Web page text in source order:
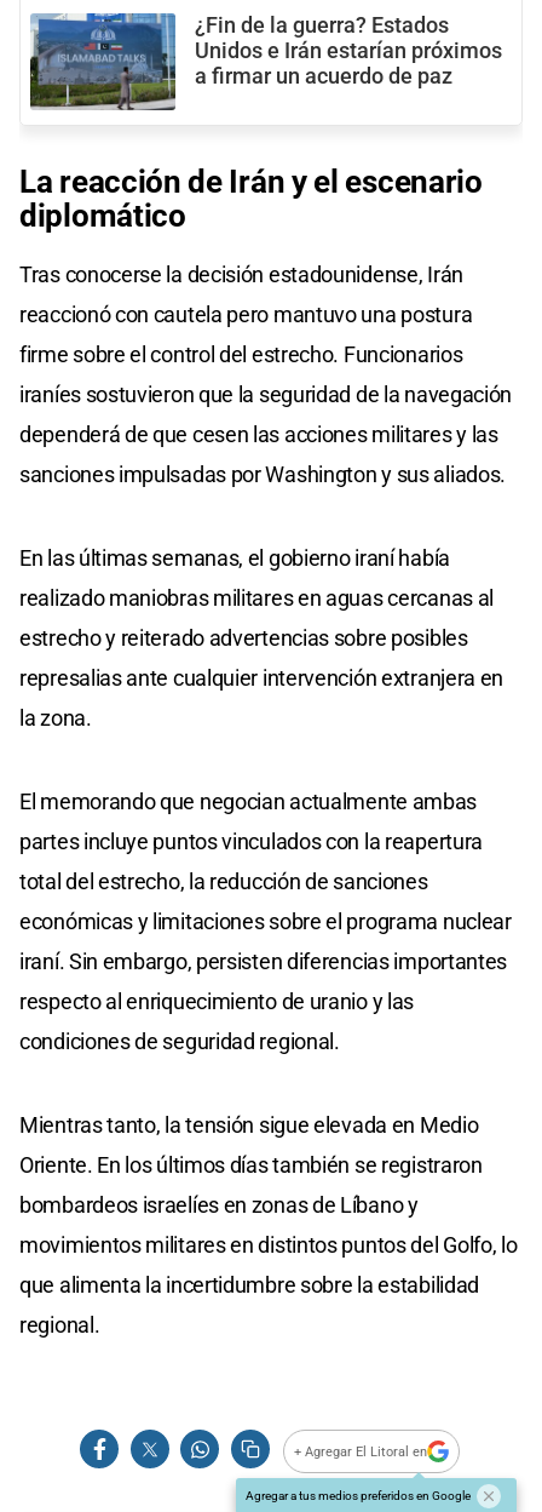
¿Fin de la guerra? Estados
Unidos e Irán estarían próximos
a firmar un acuerdo de paz
La reacción de Irán y el escenario
diplomático
Tras conocerse la decisión estadounidense, Irán
reaccionó con cautela pero mantuvo una postura
firme sobre el control del estrecho. Funcionarios
iraníes sostuvieron que la seguridad de la navegación
dependerá de que cesen las acciones militares y las
sanciones impulsadas por Washington y sus aliados.
En las últimas semanas, el gobierno iraní había
realizado maniobras militares en aguas cercanas al
estrecho y reiterado advertencias sobre posibles
represalias ante cualquier intervención extranjera en
la zona.
El memorando que negocian actualmente ambas
partes incluye puntos vinculados con la reapertura
total del estrecho, la reducción de sanciones
económicas y limitaciones sobre el programa nuclear
iraní. Sin embargo, persisten diferencias importantes
respecto al enriquecimiento de uranio y las
condiciones de seguridad regional.
Mientras tanto, la tensión sigue elevada en Medio
Oriente. En los últimos días también se registraron
bombardeos israelíes en zonas de Líbano y
movimientos militares en distintos puntos del Golfo, lo
que alimenta la incertidumbre sobre la estabilidad
regional.
+ Agregar El Litoral en
Agregar a tus medios preferidos en Google